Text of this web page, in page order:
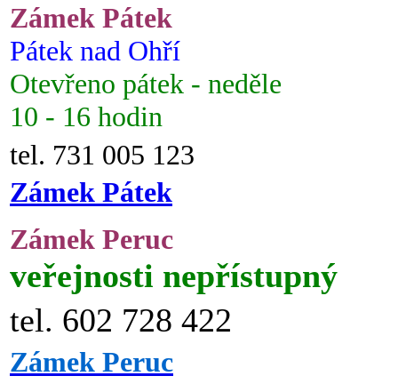
Zámek Pátek
Pátek nad Ohří
Otevřeno pátek - neděle
10 - 16 hodin
tel. 731 005 123
Zámek Pátek
Zámek Peruc
veřejnosti nepřístupný
tel. 602 728 422
Zámek Peruc